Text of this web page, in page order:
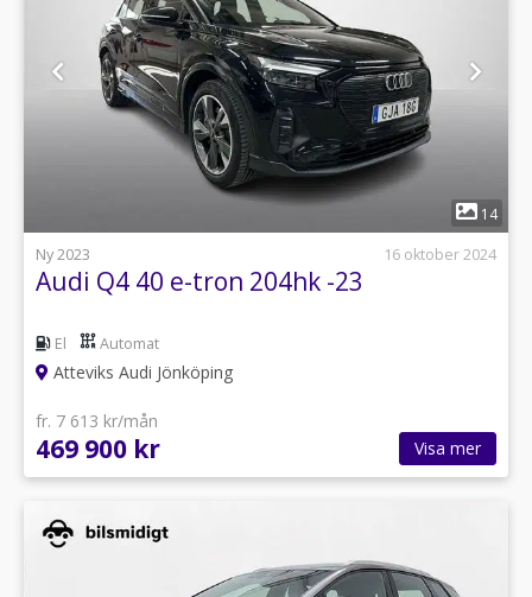
1
14
Ny 2023
16 oktober 2024
Audi Q4 40 e-tron 204hk -23
El Automat
Atteviks Audi Jönköping
fr. 7 613 kr/mån
469 900 kr Visa mer